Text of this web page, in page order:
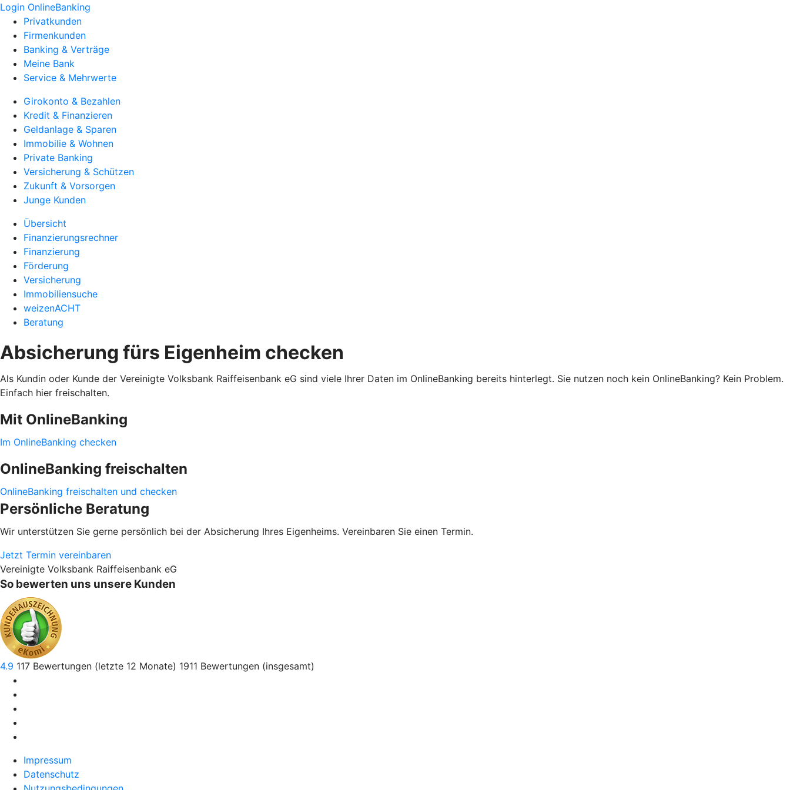
Login OnlineBanking
Privatkunden
Firmenkunden
Banking & Verträge
Meine Bank
Service & Mehrwerte
Girokonto & Bezahlen
Kredit & Finanzieren
Geldanlage & Sparen
Immobilie & Wohnen
Private Banking
Versicherung & Schützen
Zukunft & Vorsorgen
Junge Kunden
Übersicht
Finanzierungsrechner
Finanzierung
Förderung
Versicherung
Immobiliensuche
weizenACHT
Beratung
Absicherung fürs Eigenheim checken
Als Kundin oder Kunde der Vereinigte Volksbank Raiffeisenbank eG sind viele Ihrer Daten im OnlineBanking bereits hinterlegt. Sie nutzen noch kein OnlineBanking? Kein Problem.
Einfach hier freischalten.
Mit OnlineBanking
Im OnlineBanking checken
OnlineBanking freischalten
OnlineBanking freischalten und checken
Persönliche Beratung
Wir unterstützen Sie gerne persönlich bei der Absicherung Ihres Eigenheims. Vereinbaren Sie einen Termin.
Jetzt Termin vereinbaren
Vereinigte Volksbank Raiffeisenbank eG
So bewerten uns unsere Kunden
4.9 117 Bewertungen (letzte 12 Monate) 1911 Bewertungen (insgesamt)
Impressum
Datenschutz